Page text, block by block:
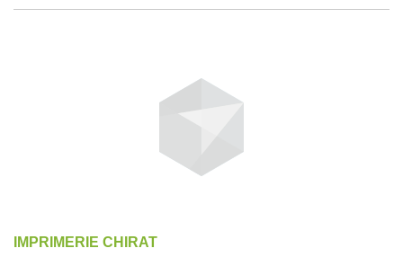
IMPRIMERIE CHIRAT